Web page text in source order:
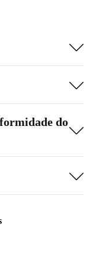
do